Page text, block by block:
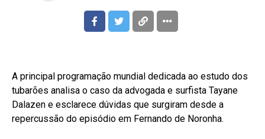
A principal programação mundial dedicada ao estudo dos
tubarões analisa o caso da advogada e surfista Tayane
Dalazen e esclarece dúvidas que surgiram desde a
repercussão do episódio em Fernando de Noronha.